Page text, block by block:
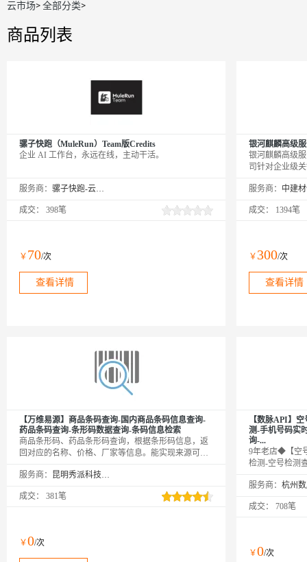
云市场>全部分类>
商品列表
骡子快跑（MuleRun）Team版Credits
企业 AI 工作台，永远在线，主动干活。
服务商： 骡子快跑-云市场精选店
成交： 398笔
￥ 70/次
查看详情
银河麒麟高级
银河麒麟高级
司针对企业级
能、扩展性和
化、高性能、
服务商：
成交： 1394笔
￥ 300/次
查看详情
【万维易源】商品条码查询-国内商品条码信息查询-
药品条码查询-条形码数据查询-条码信息检索
商品条形码、药品条形码查询，根据条形码信息，返
回对应的名称、价格、厂家等信息。能实现来源可
费者权益。【注：条码查询接口，目前支持69开头的
服务商： 昆明秀派科技有限公司
成交： 381笔
￥0/次
【数脉API】
测-手机号码实
询-...
9年老店◆【空
检测-空号检测
过手机号码查
商接口，非缓
服务商：
成交： 708笔
￥0/次